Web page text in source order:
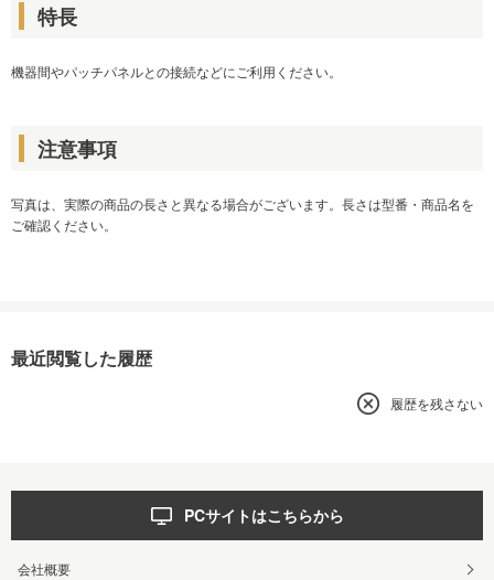
特長
機器間やパッチパネルとの接続などにご利用ください。
注意事項
写真は、実際の商品の長さと異なる場合がございます。長さは型番・商品名を
ご確認ください。
最近閲覧した履歴
履歴を残さない
PCサイトはこちらから
会社概要